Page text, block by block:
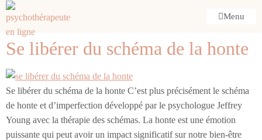
Menu
Se libérer du schéma de la honte
Se libérer du schéma de la honte C’est plus précisément le schéma
de honte et d’imperfection développé par le psychologue Jeffrey
Young avec la thérapie des schémas. La honte est une émotion
puissante qui peut avoir un impact significatif sur notre bien-être